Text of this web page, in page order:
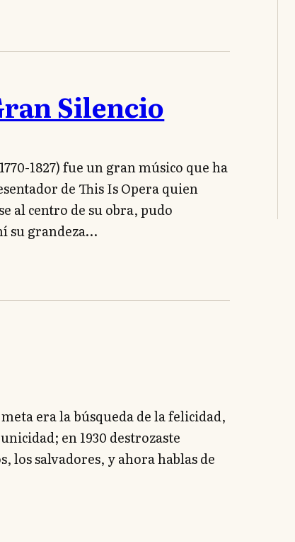
Silencio
1827) fue un gran músico que ha
de This Is Opera quien
al centro de su obra, pudo
su grandeza…
era la búsqueda de la felicidad,
en 1930 destrozaste
los salvadores, y ahora hablas de